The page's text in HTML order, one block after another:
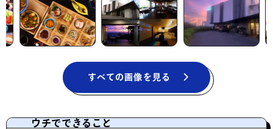
すべての画像を見る
ウチでできること